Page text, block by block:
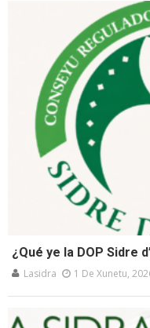
¿Qué ye la DOP Sidre
Lasidra 1 De Xunetu,